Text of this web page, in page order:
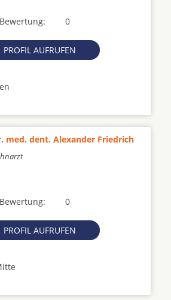
0
Bewertung:
PROFIL AUFRUFEN
med. dent. Alexander Friedrich
0
Bewertung:
PROFIL AUFRUFEN